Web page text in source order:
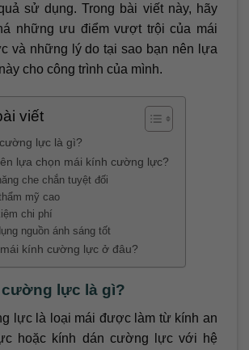
sử dụng. Trong bài viết này, hãy
những ưu điểm vượt trội của mái
và những lý do tại sao bạn nên lựa
cho công trình của mình.
viết
lực là gì?
lựa chọn mái kính cường lực?
che chắn tuyệt đối
mỹ cao
chi phí
nguồn ánh sáng tốt
kính cường lực ở đâu?
cường lực là gì?
lực là loại mái được làm từ kính an
hoặc kính dán cường lực với hệ